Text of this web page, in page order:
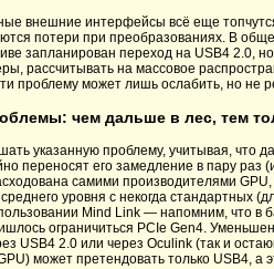
внешние интерфейсы всё еще
потери при преобразованиях. В
запланирован переход на USB4 2.0,
рассчитывать на массовое
проблему может лишь ослабить, но не
чем дальше в лес, тем
указанную проблему, учитывая, что
переносят его замедление в пару
самими производителями
уровня с некогда стандартных
Mind Link — напомним, что в
ограничиться PCIe Gen4.
USB4 2.0 или через Oculink (так и
может претендовать только USB4, а